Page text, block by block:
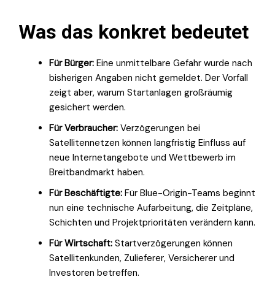
Was das konkret bedeutet
Für Bürger: Eine unmittelbare Gefahr wurde nach
bisherigen Angaben nicht gemeldet. Der Vorfall
zeigt aber, warum Startanlagen großräumig
gesichert werden.
Für Verbraucher: Verzögerungen bei
Satellitennetzen können langfristig Einfluss auf
neue Internetangebote und Wettbewerb im
Breitbandmarkt haben.
Für Beschäftigte: Für Blue-Origin-Teams beginnt
nun eine technische Aufarbeitung, die Zeitpläne,
Schichten und Projektprioritäten verändern kann.
Für Wirtschaft: Startverzögerungen können
Satellitenkunden, Zulieferer, Versicherer und
Investoren betreffen.